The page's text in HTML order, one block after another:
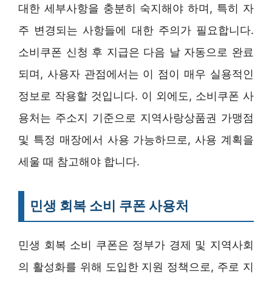
대한 세부사항을 충분히 숙지해야 하며, 특히 자
주 변경되는 사항들에 대한 주의가 필요합니다.
소비쿠폰 신청 후 지급은 다음 날 자동으로 완료
되며, 사용자 관점에서는 이 점이 매우 실용적인
정보로 작용할 것입니다. 이 외에도, 소비쿠폰 사
용처는 주소지 기준으로 지역사랑상품권 가맹점
및 특정 매장에서 사용 가능하므로, 사용 계획을
세울 때 참고해야 합니다.
민생 회복 소비 쿠폰 사용처
민생 회복 소비 쿠폰은 정부가 경제 및 지역사회
의 활성화를 위해 도입한 지원 정책으로, 주로 지